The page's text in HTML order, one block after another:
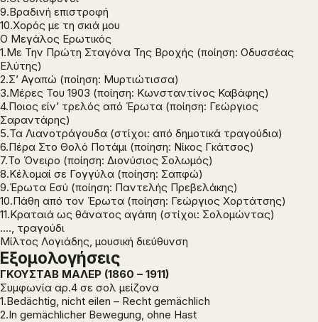
9.Βραδινή επιστροφή
10.Χορός με τη σκιά μου
Ο Μεγάλος Ερωτικός
1.Με Την Πρώτη Σταγόνα Της Βροχής (ποίηση: Οδυσσέας
Ελύτης)
2.Σ’ Αγαπώ (ποίηση: Μυρτιώτισσα)
3.Μέρες Του 1903 (ποίηση: Κωνσταντίνος Καβάφης)
4.Ποιος είν’ τρελός από Έρωτα (ποίηση: Γεώργιος
Σαραντάρης)
5.Τα Λιανοτράγουδα (στίχοι: από δημοτικά τραγούδια)
6.Πέρα Στο Θολό Ποτάμι (ποίηση: Νίκος Γκάτσος)
7.Το Όνειρο (ποίηση: Διονύσιος Σολωμός)
8.Κέλομαί σε Γογγύλα (ποίηση: Σαπφώ)
9.Έρωτα Εσύ (ποίηση: Παντελής Πρεβελάκης)
10.Πάθη από τον Έρωτα (ποίηση: Γεώργιος Χορτάτσης)
11.Κραταιά ως θάνατος αγάπη (στίχοι: Σολομώντας)
…., τραγούδι
Μίλτος Λογιάδης, μουσική διεύθυνση
Εξομολογήσεις
ΓΚΟΥΣΤΑΒ ΜΑΛΕΡ (1860 – 1911)
Συμφωνία αρ.4 σε σολ μείζονα
1.Bedächtig, nicht eilen – Recht gemächlich
2.In gemächlicher Bewegung, ohne Hast